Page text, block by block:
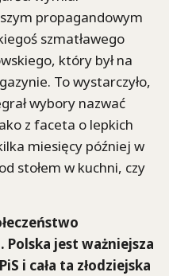
propagandowym
szmatławego
który był na
To wystarczyło,
wybory nazwać
z faceta o lepkich
miesięcy później w
stołem w kuchni, czy
Polska jest ważniejsza
i cała ta złodziejska